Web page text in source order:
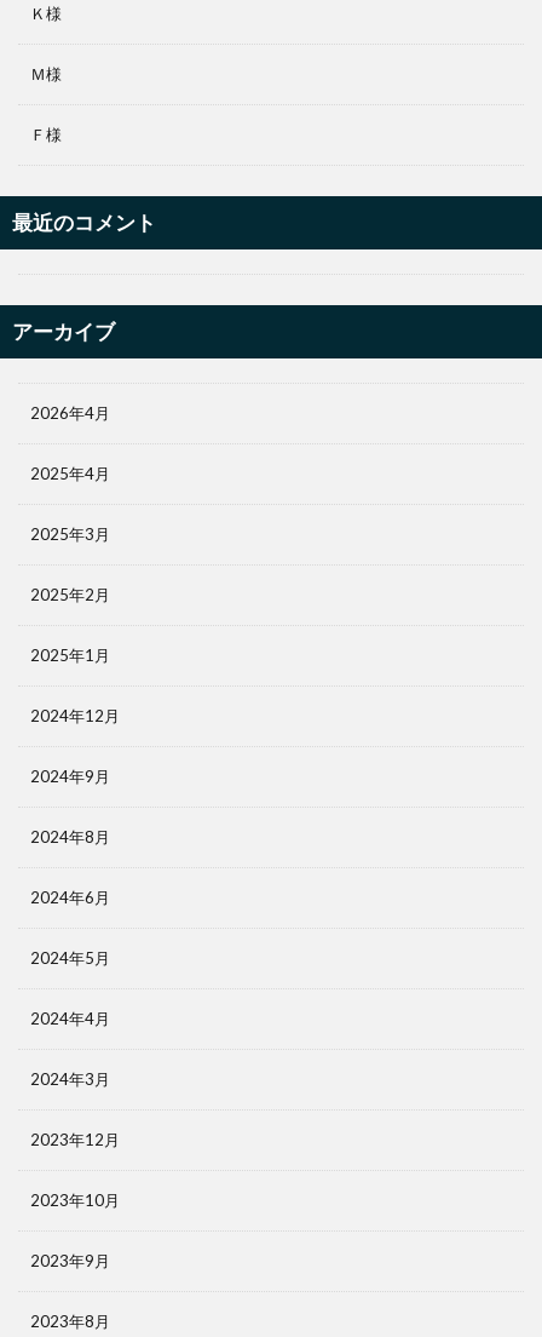
Ｋ様
Ｍ様
Ｆ様
最近のコメント
アーカイブ
2026年4月
2025年4月
2025年3月
2025年2月
2025年1月
2024年12月
2024年9月
2024年8月
2024年6月
2024年5月
2024年4月
2024年3月
2023年12月
2023年10月
2023年9月
2023年8月